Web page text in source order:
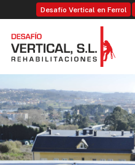
Desafío Vertical en Ferrol